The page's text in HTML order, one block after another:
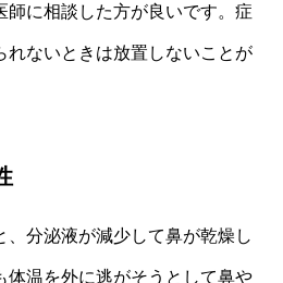
師に相談した方が良いです。症
れないときは放置しないことが
、分泌液が減少して鼻が乾燥し
体温を外に逃がそうとして鼻や